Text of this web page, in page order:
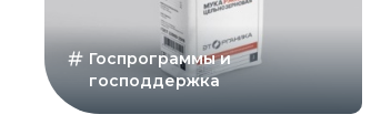
Госпрограммы и
господдержка